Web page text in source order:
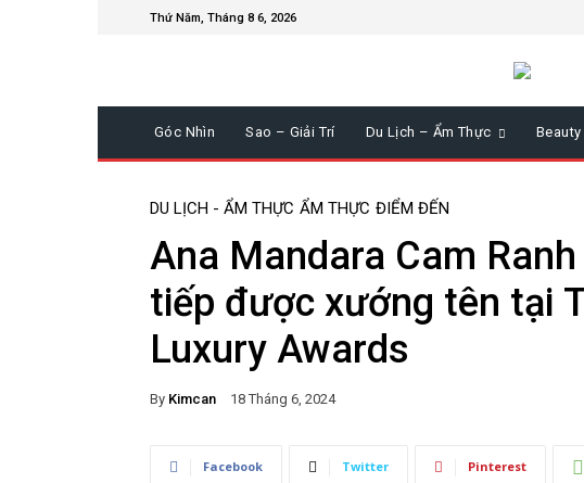
Thứ Năm, Tháng 8 6, 2026
Góc Nhìn Sao – Giải Trí Du Lịch – Ẩm Thực Beauty
DU LỊCH - ẨM THỰC ẨM THỰC ĐIỂM ĐẾN
Ana Mandara Cam
tiếp được xướng tên tại
Luxury Awards
By Kimcan 18 Tháng 6, 2024
Facebook Twitter Pinterest